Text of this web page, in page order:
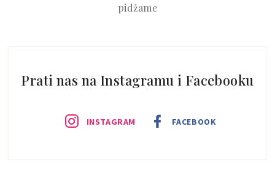
pidžame
Prati nas na Instagramu i Facebooku
INSTAGRAM FACEBOOK